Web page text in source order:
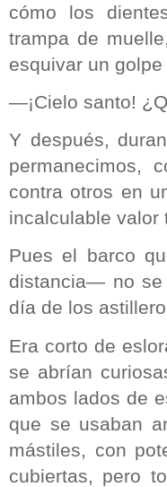
cómo los
trampa de
esquivar un
—¡Cielo santo!
Y después,
permanecimos,
contra otros en
incalculable valor
Pues el barco
distancia— no se
día de los
Era corto de
se abrían
ambos lados de
que se usaban
mástiles, con
cubiertas, pero